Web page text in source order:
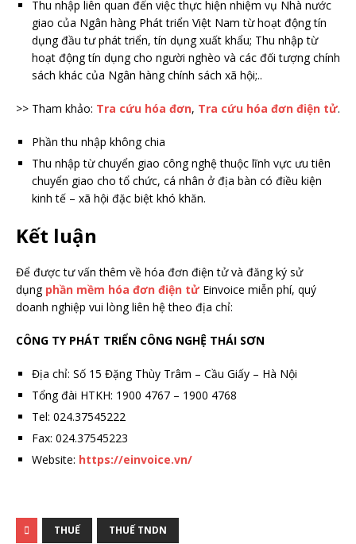
Thu nhập liên quan đến việc thực hiện nhiệm vụ Nhà nước
giao của Ngân hàng Phát triển Việt Nam từ hoạt động tín
dụng đầu tư phát triển, tín dụng xuất khẩu; Thu nhập từ
hoạt động tín dụng cho người nghèo và các đối tượng chính
sách khác của Ngân hàng chính sách xã hội;..
>> Tham khảo: Tra cứu hóa đơn, Tra cứu hóa đơn điện tử.
Phần thu nhập không chia
Thu nhập từ chuyển giao công nghệ thuộc lĩnh vực ưu tiên
chuyển giao cho tổ chức, cá nhân ở địa bàn có điều kiện
kinh tế – xã hội đặc biệt khó khăn.
Kết luận
Để được tư vấn thêm về hóa đơn điện tử và đăng ký sử
dụng phần mềm hóa đơn điện tửEinvoice miễn phí, quý
doanh nghiệp vui lòng liên hệ theo địa chỉ:
CÔNG TY PHÁT TRIỂN CÔNG NGHỆ THÁI SƠN
Địa chỉ: Số 15 Đặng Thùy Trâm – Cầu Giấy – Hà Nội
Tổng đài HTKH: 1900 4767 – 1900 4768
Tel: 024.37545222
Fax: 024.37545223
Website: https://einvoice.vn/
THUẾ THUẾ TNDN